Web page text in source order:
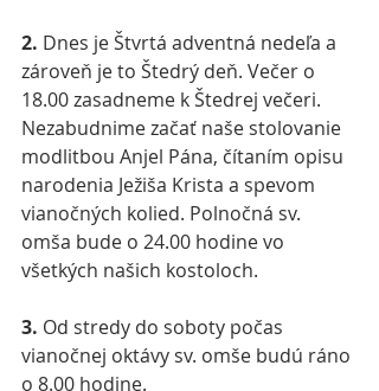
2. Dnes je Štvrtá adventná nedeľa a
zároveň je to Štedrý deň. Večer o
18.00 zasadneme k Štedrej večeri.
Nezabudnime začať naše stolovanie
modlitbou Anjel Pána, čítaním opisu
narodenia Ježiša Krista a spevom
vianočných kolied. Polnočná sv.
omša bude o 24.00 hodine vo
všetkých našich kostoloch.
3. Od stredy do soboty počas
vianočnej oktávy sv. omše budú ráno
o 8.00 hodine.